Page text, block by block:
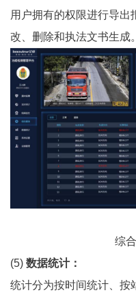
用户拥有的权限进行导出
改、删除和执法文书生成。
综
(5) 数据统计：
统计分为按时间统计、按